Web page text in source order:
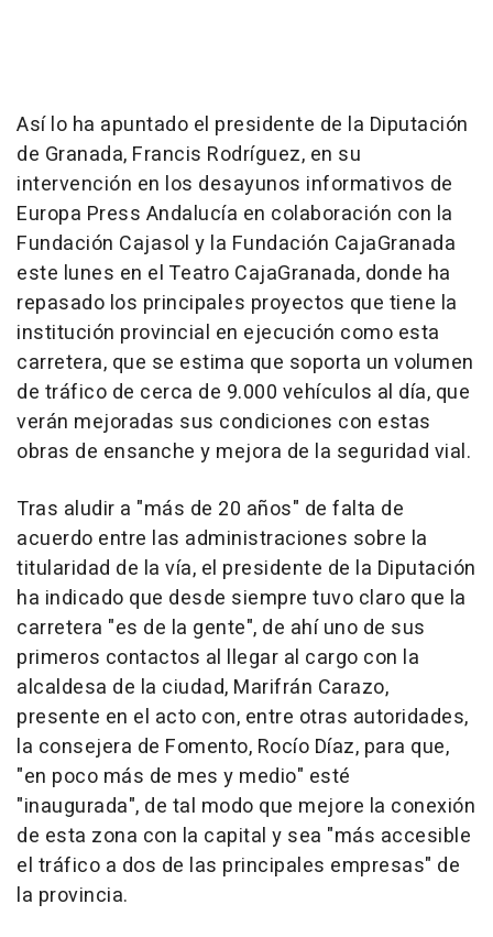
Así lo ha apuntado el presidente de la Diputación
de Granada, Francis Rodríguez, en su
intervención en los desayunos informativos de
Europa Press Andalucía en colaboración con la
Fundación Cajasol y la Fundación CajaGranada
este lunes en el Teatro CajaGranada, donde ha
repasado los principales proyectos que tiene la
institución provincial en ejecución como esta
carretera, que se estima que soporta un volumen
de tráfico de cerca de 9.000 vehículos al día, que
verán mejoradas sus condiciones con estas
obras de ensanche y mejora de la seguridad vial.
Tras aludir a "más de 20 años" de falta de
acuerdo entre las administraciones sobre la
titularidad de la vía, el presidente de la Diputación
ha indicado que desde siempre tuvo claro que la
carretera "es de la gente", de ahí uno de sus
primeros contactos al llegar al cargo con la
alcaldesa de la ciudad, Marifrán Carazo,
presente en el acto con, entre otras autoridades,
la consejera de Fomento, Rocío Díaz, para que,
"en poco más de mes y medio" esté
"inaugurada", de tal modo que mejore la conexión
de esta zona con la capital y sea "más accesible
el tráfico a dos de las principales empresas" de
la provincia.